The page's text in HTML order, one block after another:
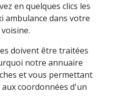
en quelques clics les
ambulance dans votre
doivent être traitées
notre annuaire
et vous permettant
coordonnées d'un